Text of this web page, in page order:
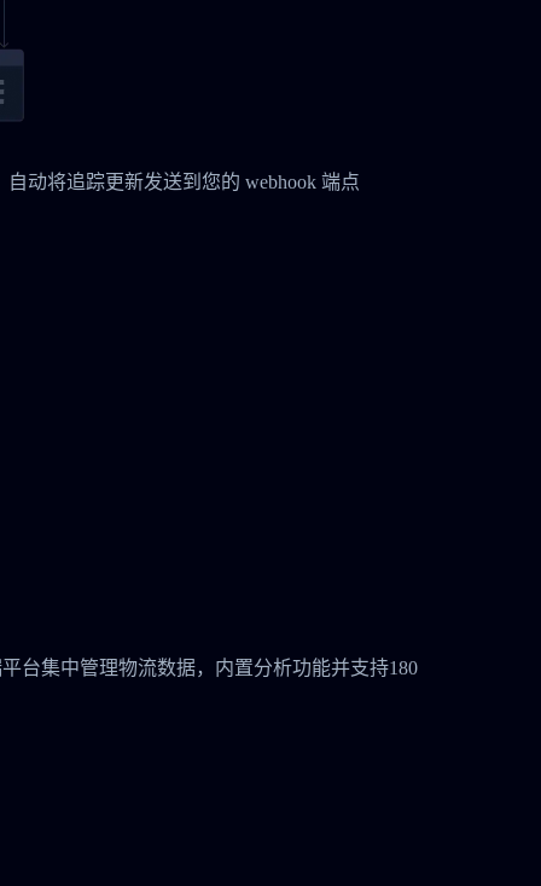
自动将追踪更新发送到您的 webhook 端点
台集中管理物流数据，内置分析功能并支持180